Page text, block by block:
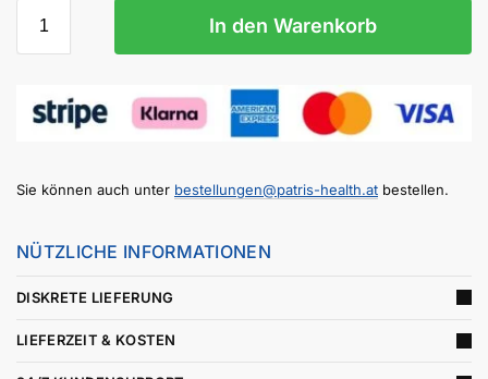
In den Warenkorb
Sie können auch unter bestellungen@patris-health.at bestellen.
NÜTZLICHE INFORMATIONEN
DISKRETE LIEFERUNG
LIEFERZEIT & KOSTEN